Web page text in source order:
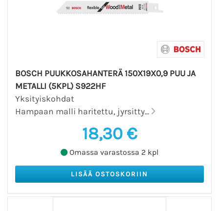
BOSCH PUUKKOSAHANTERÄ 150X19X0,9 PUU JA
METALLI (5KPL) S922HF
Yksityiskohdat
Hampaan malli haritettu, jyrsitty...
18,30 €
Omassa varastossa 2 kpl